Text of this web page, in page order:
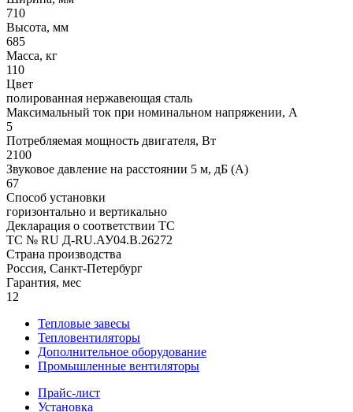
710
Высота, мм
685
Масса, кг
110
Цвет
полированная нержавеющая сталь
Максимальный ток при номинальном напряжении, A
5
Потребляемая мощность двигателя, Вт
2100
Звуковое давление на расстоянии 5 м, дБ (A)
67
Способ установки
горизонтально и вертикально
Декларация о соответствии ТС
ТС № RU Д-RU.АУ04.B.26272
Страна производства
Россия, Санкт-Петербург
Гарантия, мес
12
Тепловые завесы
Тепловентиляторы
Дополнительное оборудование
Промышленные вентиляторы
Прайс-лист
Установка